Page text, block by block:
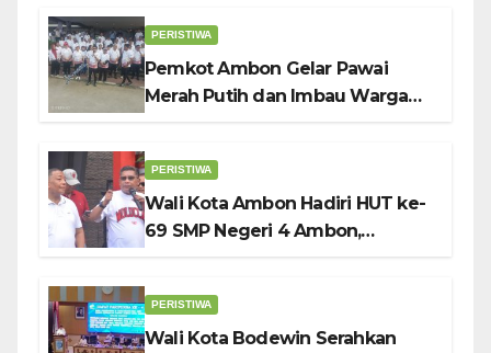
PERISTIWA
Pemkot Ambon Gelar Pawai
Merah Putih dan Imbau Warga
PERISTIWA
Wali Kota Ambon Hadiri HUT ke-
69 SMP Negeri 4 Ambon,
PERISTIWA
Wali Kota Bodewin Serahkan